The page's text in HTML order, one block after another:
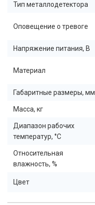
Тип металлодетектора
Оповещение о тревоге
Напряжение питания, В
Материал
Габаритные размеры, мм
Масса, кг
Диапазон рабочих
температур, °C
Относительная
влажность, %
Цвет